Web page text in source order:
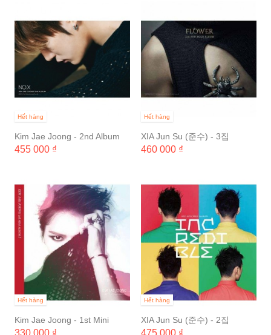
Hết hàng
Kim Jae Joong - 2nd Album
NO.X
455 000 ₫
Hết hàng
XIA Jun Su (준수) - 3집
[FLOWER]
460 000 ₫
Hết hàng
Kim Jae Joong - 1st Mini
Album
330 000 ₫
Hết hàng
XIA Jun Su (준수) - 2집
[INCREDIBLE]
475 000 ₫